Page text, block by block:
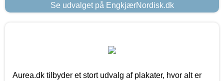
Se udvalget på EngkjærNordisk.dk
Aurea.dk tilbyder et stort udvalg af plakater, hvor alt er